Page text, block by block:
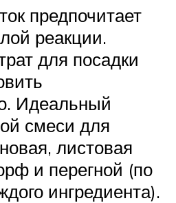
предпочитает
реакции.
для посадки
Идеальный
смеси для
листовая
и перегной (по
ингредиента).